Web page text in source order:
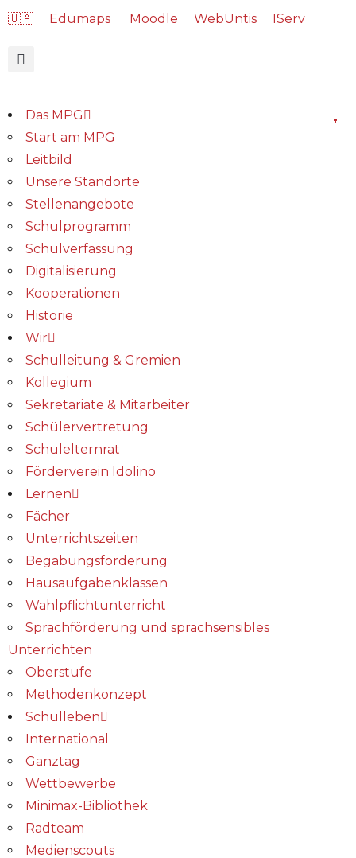
🇺🇦 Edumaps Moodle WebUntis IServ
Das MPG
Start am MPG
Leitbild
Unsere Standorte
Stellenangebote
Schulprogramm
Schulverfassung
Digitalisierung
Kooperationen
Historie
Wir
Schulleitung & Gremien
Kollegium
Sekretariate & Mitarbeiter
Schülervertretung
Schulelternrat
Förderverein Idolino
Lernen
Fächer
Unterrichtszeiten
Begabungs­förderung
Hausaufgabenklassen
Wahlpflichtunterricht
Sprachförderung und sprachsensibles
Unterrichten
Oberstufe
Methodenkonzept
Schulleben
International
Ganztag
Wettbewerbe
Minimax-Bibliothek​
Radteam
Medienscouts